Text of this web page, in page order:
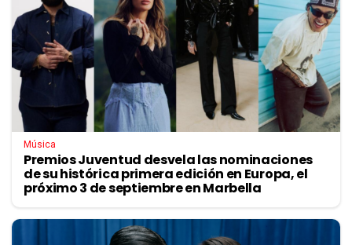
Música
Premios Juventud desvela las nominaciones
de su histórica primera edición en Europa, el
próximo 3 de septiembre en Marbella